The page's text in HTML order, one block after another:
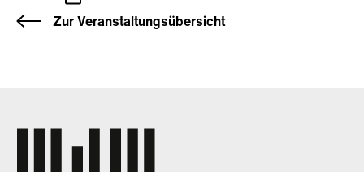
Zur Veranstaltungsübersicht